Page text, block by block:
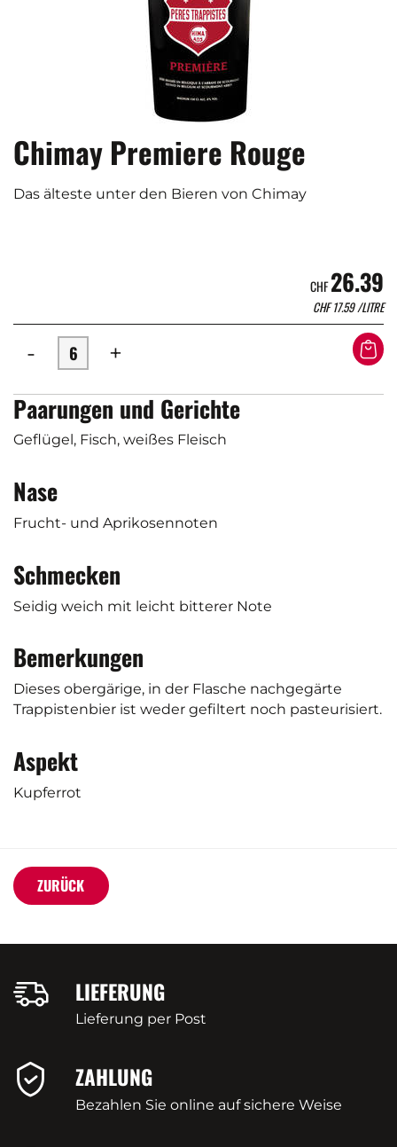
Chimay Premiere Rouge
Das älteste unter den Bieren von Chimay
CHF26.39
CHF17.59/LITRE
- +
Paarungen und Gerichte
Geflügel, Fisch, weißes Fleisch
Nase
Frucht- und Aprikosennoten
Schmecken
Seidig weich mit leicht bitterer Note
Bemerkungen
Dieses obergärige, in der Flasche nachgegärte
Trappistenbier ist weder gefiltert noch pasteurisiert.
Aspekt
Kupferrot
ZURÜCK
LIEFERUNG
Lieferung per Post
ZAHLUNG
Bezahlen Sie online auf sichere Weise